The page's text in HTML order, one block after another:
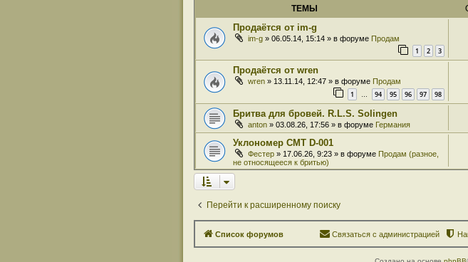
ТЕМЫ
Продаётся от im-g
im-g » 06.05.14, 15:14 » в форуме Продам
1 2 3
Продаётся от wren
wren » 13.11.14, 12:47 » в форуме Продам
1 … 94 95 96 97 98
Бритва для бровей. R.L.S. Solingen
anton » 03.08.26, 17:56 » в форуме Германия
Уклономер СМТ D-001
Фестер » 17.06.26, 9:23 » в форуме Продам (разное,
не относящееся к бритью)
Перейти к расширенному поиску
Список форумов Связаться с администрацией